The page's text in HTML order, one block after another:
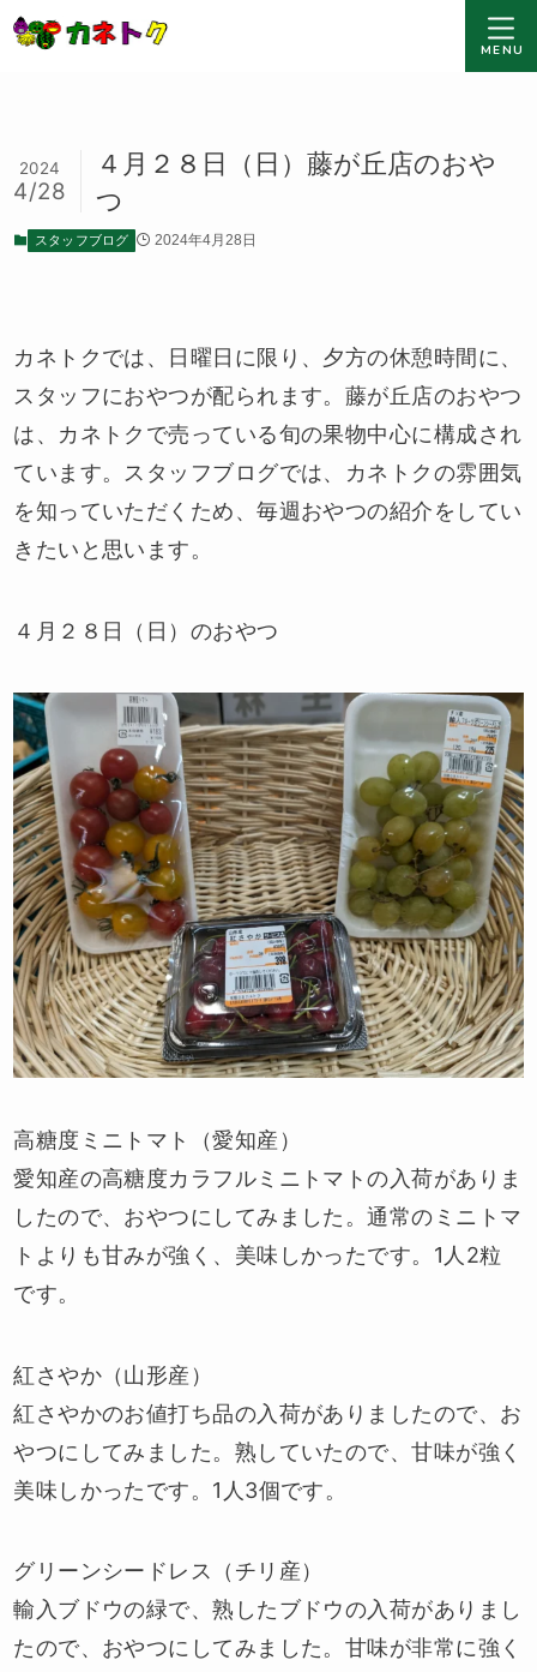
MENU
４月２８日（日）藤が丘店のおや
つ
2024
4/28
スタッフブログ 2024年4月28日
カネトクでは、日曜日に限り、夕方の休憩時間に、
スタッフにおやつが配られます。藤が丘店のおやつ
は、カネトクで売っている旬の果物中心に構成され
ています。スタッフブログでは、カネトクの雰囲気
を知っていただくため、毎週おやつの紹介をしてい
きたいと思います。
４月２８日（日）のおやつ
高糖度ミニトマト（愛知産）
愛知産の高糖度カラフルミニトマトの入荷がありま
したので、おやつにしてみました。通常のミニトマ
トよりも甘みが強く、美味しかったです。1人2粒
です。
紅さやか（山形産）
紅さやかのお値打ち品の入荷がありましたので、お
やつにしてみました。熟していたので、甘味が強く
美味しかったです。1人3個です。
グリーンシードレス（チリ産）
輸入ブドウの緑で、熟したブドウの入荷がありまし
たので、おやつにしてみました。甘味が非常に強く